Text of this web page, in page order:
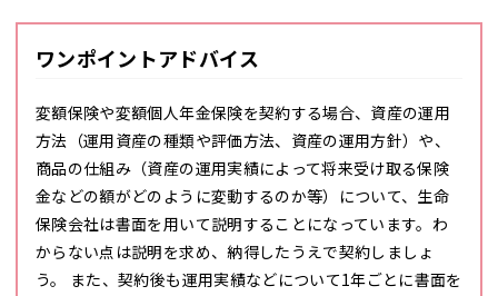
ワンポイントアドバイス
変額保険や変額個人年金保険を契約する場合、資産の運用
方法（運用資産の種類や評価方法、資産の運用方針）や、
商品の仕組み（資産の運用実績によって将来受け取る保険
金などの額がどのように変動するのか等）について、生命
保険会社は書面を用いて説明することになっています。わ
からない点は説明を求め、納得したうえで契約しましょ
う。 また、契約後も運用実績などについて1年ごとに書面を